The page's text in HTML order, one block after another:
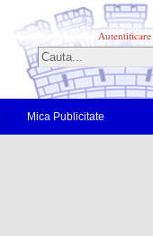
Autentificare
Mica Publicitate